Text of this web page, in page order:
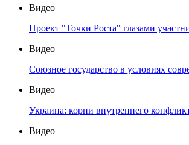
Видео
Проект "Точки Роста" глазами
Видео
Союзное государство в условиях
Видео
Украина: корни внутреннего
Видео